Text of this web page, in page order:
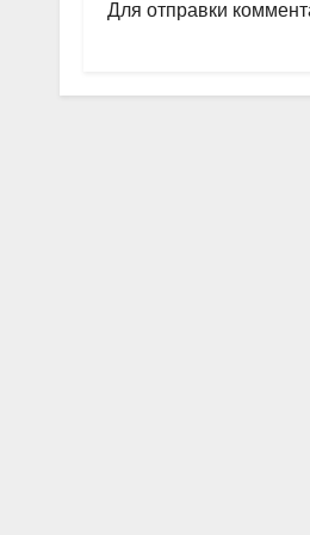
p
Для отправки